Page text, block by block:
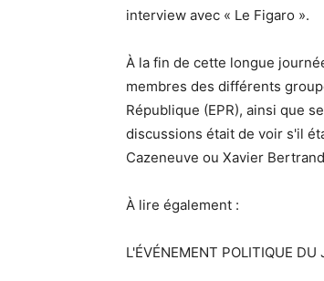
interview avec « Le Figaro ».
À la fin de cette longue
membres des différents
République (EPR), ainsi que
discussions était de voir s'il
Cazeneuve ou Xavier
À lire également :
L'ÉVÉNEMENT POLITIQUE